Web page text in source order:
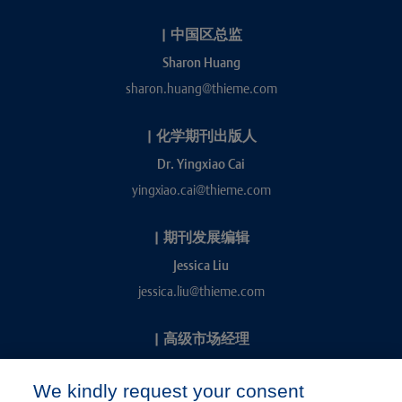
| 中国区总监
Sharon Huang
sharon.huang@thieme.com
| 化学期刊出版人
Dr. Yingxiao Cai
yingxiao.cai@thieme.com
| 期刊发展编辑
Jessica Liu
jessica.liu@thieme.com
| 高级市场经理
kevin.chang@thieme.com
We kindly request your consent